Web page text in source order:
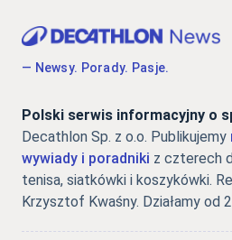
— Newsy. Porady. Pasje.
Polski serwis informacyjny o
Decathlon Sp. z o.o. Publikujemy
wywiady i poradniki z czterech
tenisa, siatkówki i koszykówki.
Krzysztof Kwaśny. Działamy od